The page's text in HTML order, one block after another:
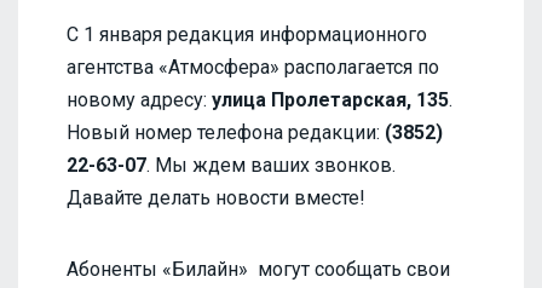
С 1 января редакция информационного
агентства «Атмосфера» располагается по
новому адресу: улица Пролетарская, 135.
Новый номер телефона редакции: (3852)
22-63-07. Мы ждем ваших звонков.
Давайте делать новости вместе!
Абоненты «Билайн» могут сообщать свои